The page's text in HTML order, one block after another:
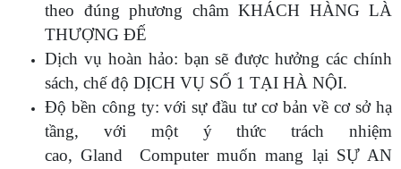
theo đúng phương châm KHÁCH HÀNG LÀ
THƯỢNG ĐẾ
Dịch vụ hoàn hảo: bạn sẽ được hưởng các chính
sách, chế độ DỊCH VỤ SỐ 1 TẠI HÀ NỘI.
Độ bền công ty: với sự đầu tư cơ bản về cơ sở hạ
tầng, với một ý thức trách nhiệm
cao, Gland Computer muốn mang lại SỰ AN